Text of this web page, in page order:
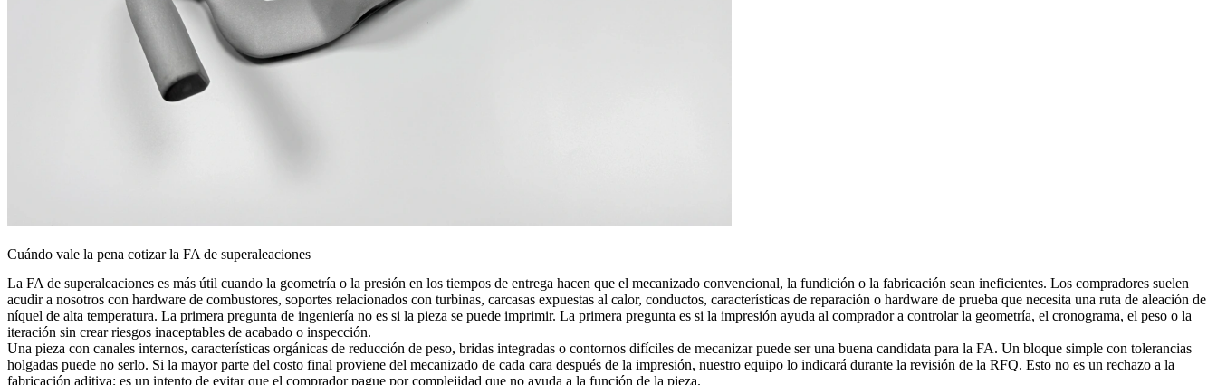
Cuándo vale la pena cotizar la FA de superaleaciones
La FA de superaleaciones es más útil cuando la geometría o la presión en los tiempos de entrega hacen que el mecanizado convencional, la fundición o la fabricación sean ineficientes. Los compradores suelen
acudir a nosotros con hardware de combustores, soportes relacionados con turbinas, carcasas expuestas al calor, conductos, características de reparación o hardware de prueba que necesita una ruta de aleación de
níquel de alta temperatura. La primera pregunta de ingeniería no es si la pieza se puede imprimir. La primera pregunta es si la impresión ayuda al comprador a controlar la geometría, el cronograma, el peso o la
iteración sin crear riesgos inaceptables de acabado o inspección.
Una pieza con canales internos, características orgánicas de reducción de peso, bridas integradas o contornos difíciles de mecanizar puede ser una buena candidata para la FA. Un bloque simple con tolerancias
holgadas puede no serlo. Si la mayor parte del costo final proviene del mecanizado de cada cara después de la impresión, nuestro equipo lo indicará durante la revisión de la RFQ. Esto no es un rechazo a la
fabricación aditiva; es un intento de evitar que el comprador pague por complejidad que no ayuda a la función de la pieza.